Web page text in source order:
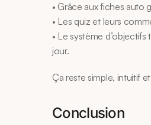
• Grâce aux fiches auto
• Les quiz et leurs
• Le système
jour.
Ça reste simple, intuitif
Conclusion